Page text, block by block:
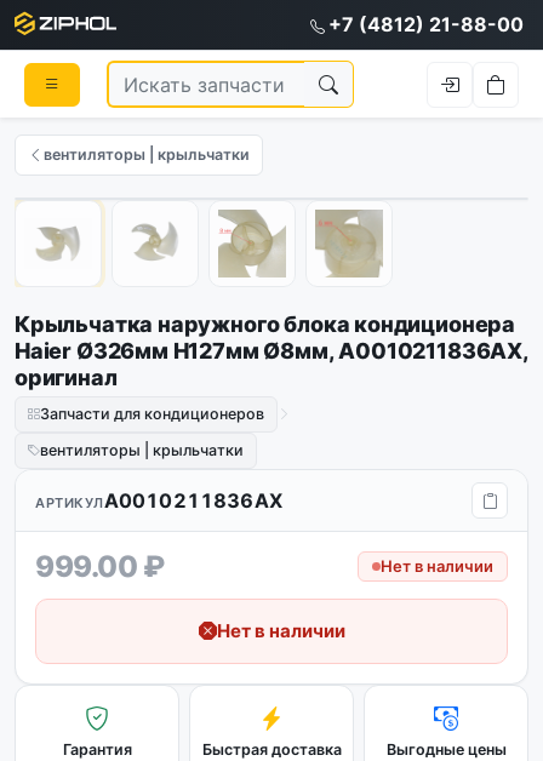
+7 (4812) 21-88-00
вентиляторы | крыльчатки
Оригинал
Крыльчатка наружного блока кондиционера
Haier Ø326мм H127мм Ø8мм, A0010211836AX,
оригинал
Запчасти для кондиционеров
вентиляторы | крыльчатки
АРТИКУЛA0010211836AX
999.00 ₽ Нет в наличии
Нет в наличии
Гарантия Быстрая доставка Выгодные цены